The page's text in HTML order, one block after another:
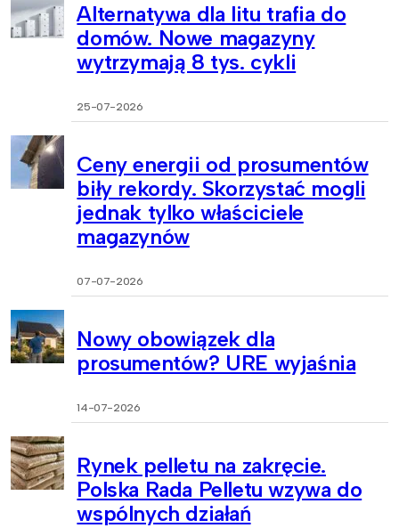
Alternatywa dla litu trafia do
domów. Nowe magazyny
wytrzymają 8 tys. cykli
25-07-2026
Ceny energii od prosumentów
biły rekordy. Skorzystać mogli
jednak tylko właściciele
magazynów
07-07-2026
Nowy obowiązek dla
prosumentów? URE wyjaśnia
14-07-2026
Rynek pelletu na zakręcie.
Polska Rada Pelletu wzywa do
wspólnych działań